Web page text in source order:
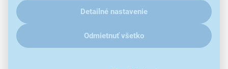
Detailné nastavenie
Odmietnuť všetko